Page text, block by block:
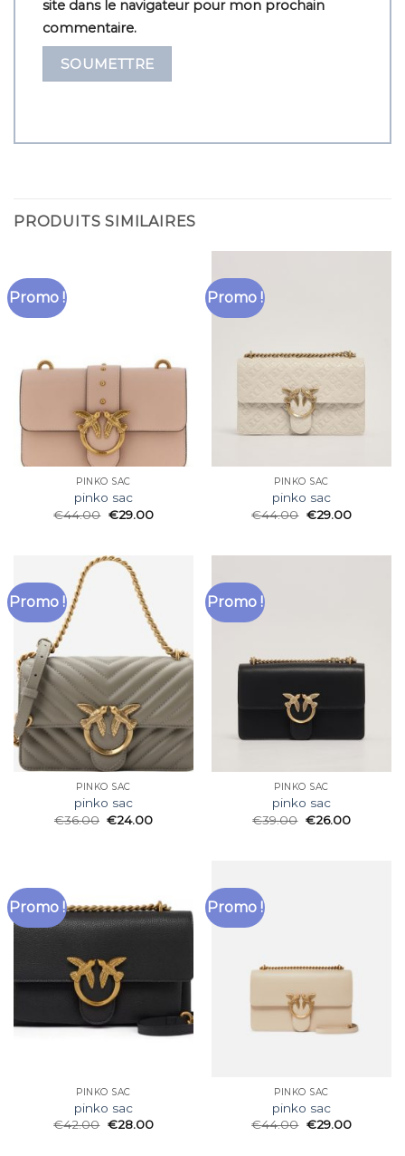
site dans le navigateur pour mon prochain
commentaire.
PRODUITS SIMILAIRES
Promo !
PINKO SAC
pinko sac
€44.00 €29.00
Promo !
PINKO SAC
pinko sac
€44.00 €29.00
Promo !
PINKO SAC
pinko sac
€36.00 €24.00
Promo !
PINKO SAC
pinko sac
€39.00 €26.00
Promo !
PINKO SAC
pinko sac
€42.00 €28.00
Promo !
PINKO SAC
pinko sac
€44.00 €29.00